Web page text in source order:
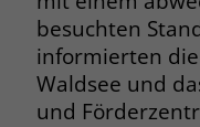
besuchten
informierten
Waldsee und
und